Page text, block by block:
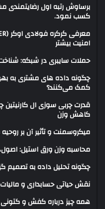
برساوش رتبه اول رضایتمندی
کسب نمود.
امنیت بیشتر
حملات سایبری در شبکه: شناخت
چگونه داده های مشتری به
کمک می‌کنند؟
قدرت چربی سوزی ال کارنیتین
کاهش وزن
میکروسمنت و تأثیر آن بر
محاسبه وزن ورق استیل:
چگونه تحلیل داده به
نقش حیاتی حسابداری و
همه چیز درباره کفش و